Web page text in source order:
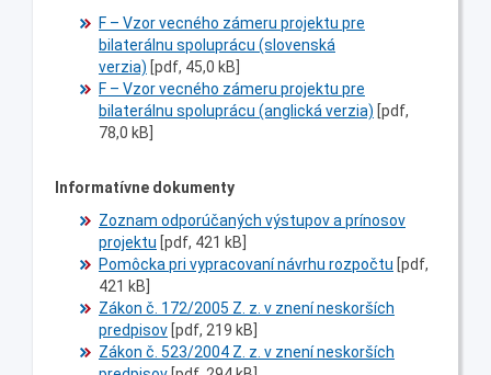
F – Vzor vecného zámeru projektu pre
bilaterálnu spoluprácu (slovenská
verzia) [pdf, 45,0 kB]
F – Vzor vecného zámeru projektu pre
bilaterálnu spoluprácu (anglická verzia) [pdf,
78,0 kB]
Informatívne dokumenty
Zoznam odporúčaných výstupov a prínosov
projektu [pdf, 421 kB]
Pomôcka pri vypracovaní návrhu rozpočtu [pdf,
421 kB]
Zákon č. 172/2005 Z. z. v znení neskorších
predpisov [pdf, 219 kB]
Zákon č. 523/2004 Z. z. v znení neskorších